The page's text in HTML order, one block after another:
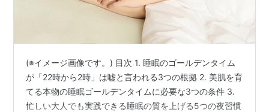
(※イメージ画像です。) 目次 1. 睡眠のゴールデンタイム
が「22時から2時」は嘘と言われる3つの根拠 2. 美肌を育
てる本物の睡眠ゴールデンタイムに必要な3つの条件 3.
忙しい大人でも実践できる睡眠の質を上げる5つの夜習慣